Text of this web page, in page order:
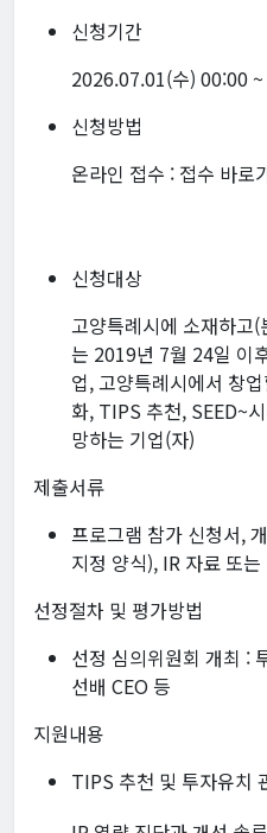
신청기간
2026.07.01(수) 00:00
신청방법
온라인 접수 : 접수 바로
신청대상
고양특례시에 소재하고
는 2019년 7월 24일 이
업, 고양특례시에서 창
화, TIPS 추천, SEED~
망하는 기업(자)
제출서류
프로그램 참가 신청서,
지정 양식), IR 자료 또
선정절차 및 평가방법
선정 심의위원회 개최 :
선배 CEO 등
지원내용
TIPS 추천 및 투자유치